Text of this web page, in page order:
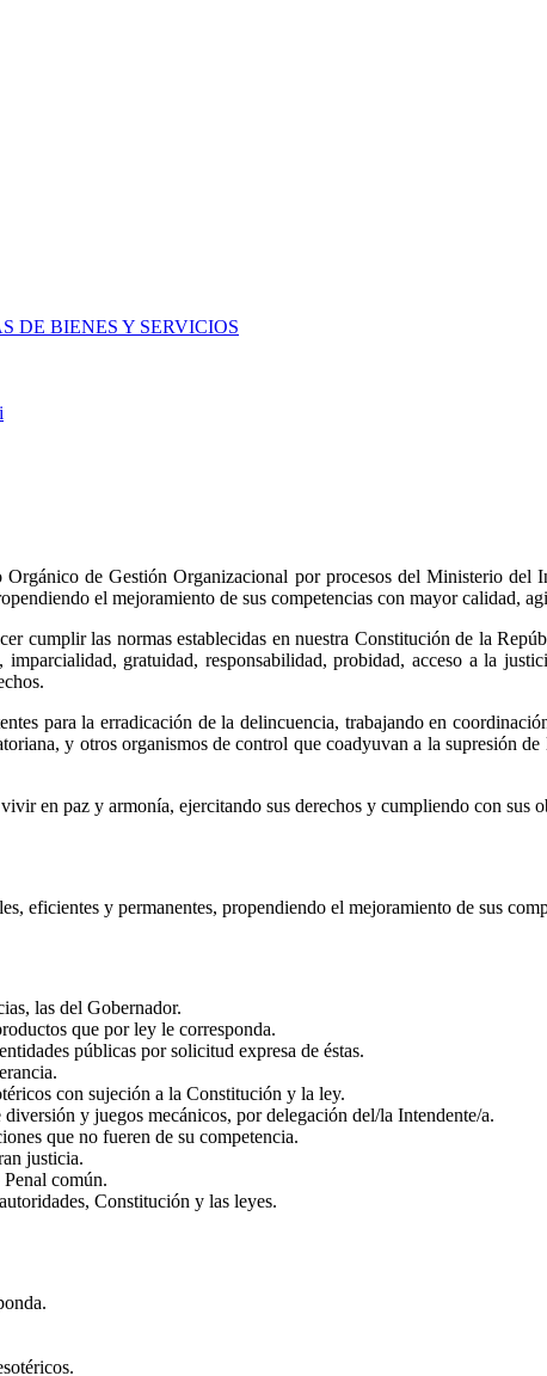
DE BIENES Y SERVICIOS
de Gestión Organizacional por procesos del Ministerio del
el mejoramiento de sus competencias con mayor calidad,
cumplir las normas establecidas en nuestra Constitución de la
gratuidad, responsabilidad, probidad, acceso a la
para la erradicación de la delincuencia, trabajando en
y otros organismos de control que coadyuvan a la supresión
en paz y armonía, ejercitando sus derechos y cumpliendo con sus
eficientes y permanentes, propendiendo el mejoramiento de sus
las del Gobernador.
que por ley le corresponda.
públicas por solicitud expresa de éstas.
con sujeción a la Constitución y la ley.
y juegos mecánicos, por delegación del/la Intendente/a.
que no fueren de su competencia.
justicia.
común.
Constitución y las leyes.